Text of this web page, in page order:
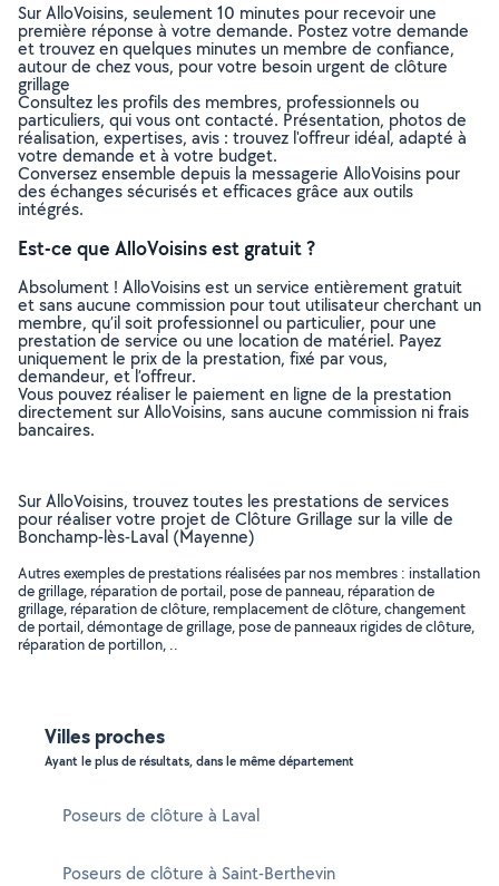
Sur AlloVoisins, seulement 10 minutes pour recevoir une
première réponse à votre demande. Postez votre demande
et trouvez en quelques minutes un membre de confiance,
autour de chez vous, pour votre besoin urgent de clôture
grillage
Consultez les profils des membres, professionnels ou
particuliers, qui vous ont contacté. Présentation, photos de
réalisation, expertises, avis : trouvez l'offreur idéal, adapté à
votre demande et à votre budget.
Conversez ensemble depuis la messagerie AlloVoisins pour
des échanges sécurisés et efficaces grâce aux outils
intégrés.
Est-ce que AlloVoisins est gratuit ?
Absolument ! AlloVoisins est un service entièrement gratuit
et sans aucune commission pour tout utilisateur cherchant un
membre, qu’il soit professionnel ou particulier, pour une
prestation de service ou une location de matériel. Payez
uniquement le prix de la prestation, fixé par vous,
demandeur, et l’offreur.
Vous pouvez réaliser le paiement en ligne de la prestation
directement sur AlloVoisins, sans aucune commission ni frais
bancaires.
Sur AlloVoisins, trouvez toutes les prestations de services
pour réaliser votre projet de Clôture Grillage sur la ville de
Bonchamp-lès-Laval (Mayenne)
Autres exemples de prestations réalisées par nos membres : installation
de grillage, réparation de portail, pose de panneau, réparation de
grillage, réparation de clôture, remplacement de clôture, changement
de portail, démontage de grillage, pose de panneaux rigides de clôture,
réparation de portillon, ..
Villes proches
Ayant le plus de résultats, dans le même département
Poseurs de clôture à Laval
Poseurs de clôture à Saint-Berthevin